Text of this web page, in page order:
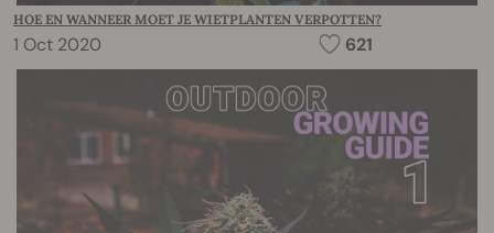
HOE EN WANNEER MOET JE WIETPLANTEN VERPOTTEN?
1 Oct 2020 621